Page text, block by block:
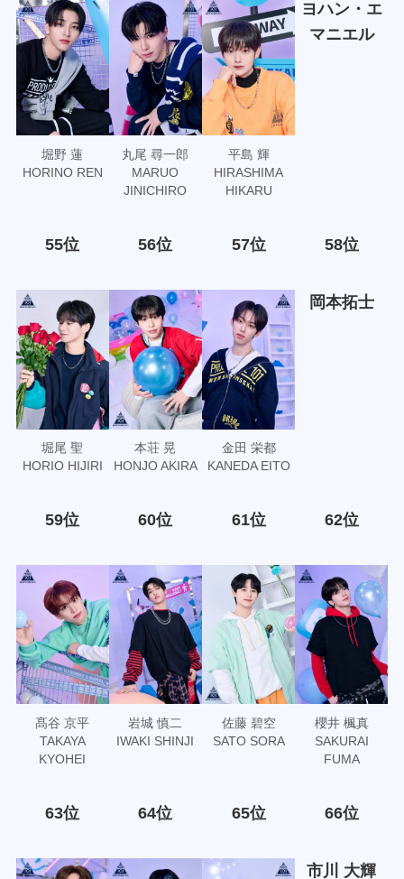
堀野 蓮
HORINO REN
丸尾 尋一郎
MARUO
JINICHIRO
平島 輝
HIRASHIMA
HIKARU
ヨハン・エ
マニエル
55位 56位 57位 58位
堀尾 聖
HORIO HIJIRI
本荘 晃
HONJO AKIRA
金田 栄都
KANEDA EITO
岡本拓士
59位 60位 61位 62位
髙谷 京平
TAKAYA
KYOHEI
岩城 慎二
IWAKI SHINJI
佐藤 碧空
SATO SORA
櫻井 楓真
SAKURAI
FUMA
63位 64位 65位 66位
市川 大輝